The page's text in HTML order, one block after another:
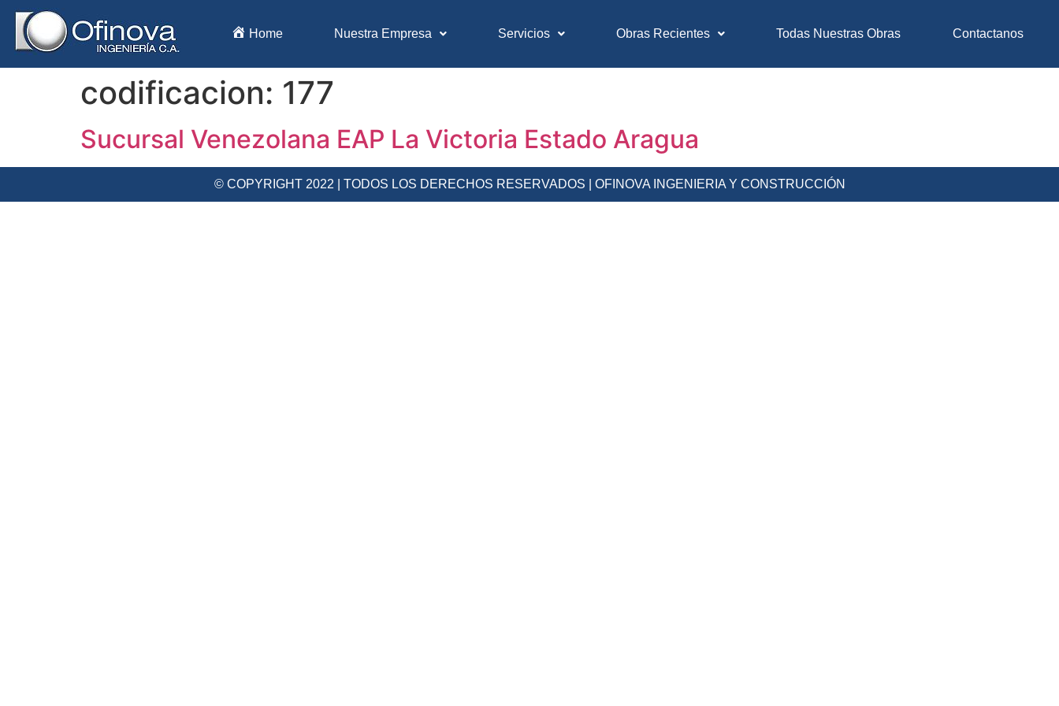
Home Nuestra Empresa Servicios Obras Recientes Todas Nuestras Obras Contactanos
codificacion: 177
Sucursal Venezolana EAP La Victoria Estado Aragua
© COPYRIGHT 2022 | TODOS LOS DERECHOS RESERVADOS | OFINOVA INGENIERIA Y CONSTRUCCIÓN